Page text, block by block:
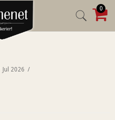
0
Jul 2026 /